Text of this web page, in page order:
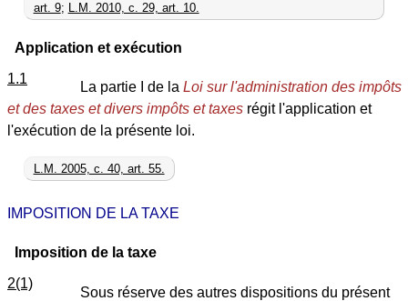
art. 9; L.M. 2010, c. 29, art. 10.
Application et exécution
1.1
La partie I de la Loi sur l'administration des impôts
et des taxes et divers impôts et taxes régit l'application et
l'exécution de la présente loi.
L.M. 2005, c. 40, art. 55.
IMPOSITION DE LA TAXE
Imposition de la taxe
2(1)
Sous réserve des autres dispositions du présent